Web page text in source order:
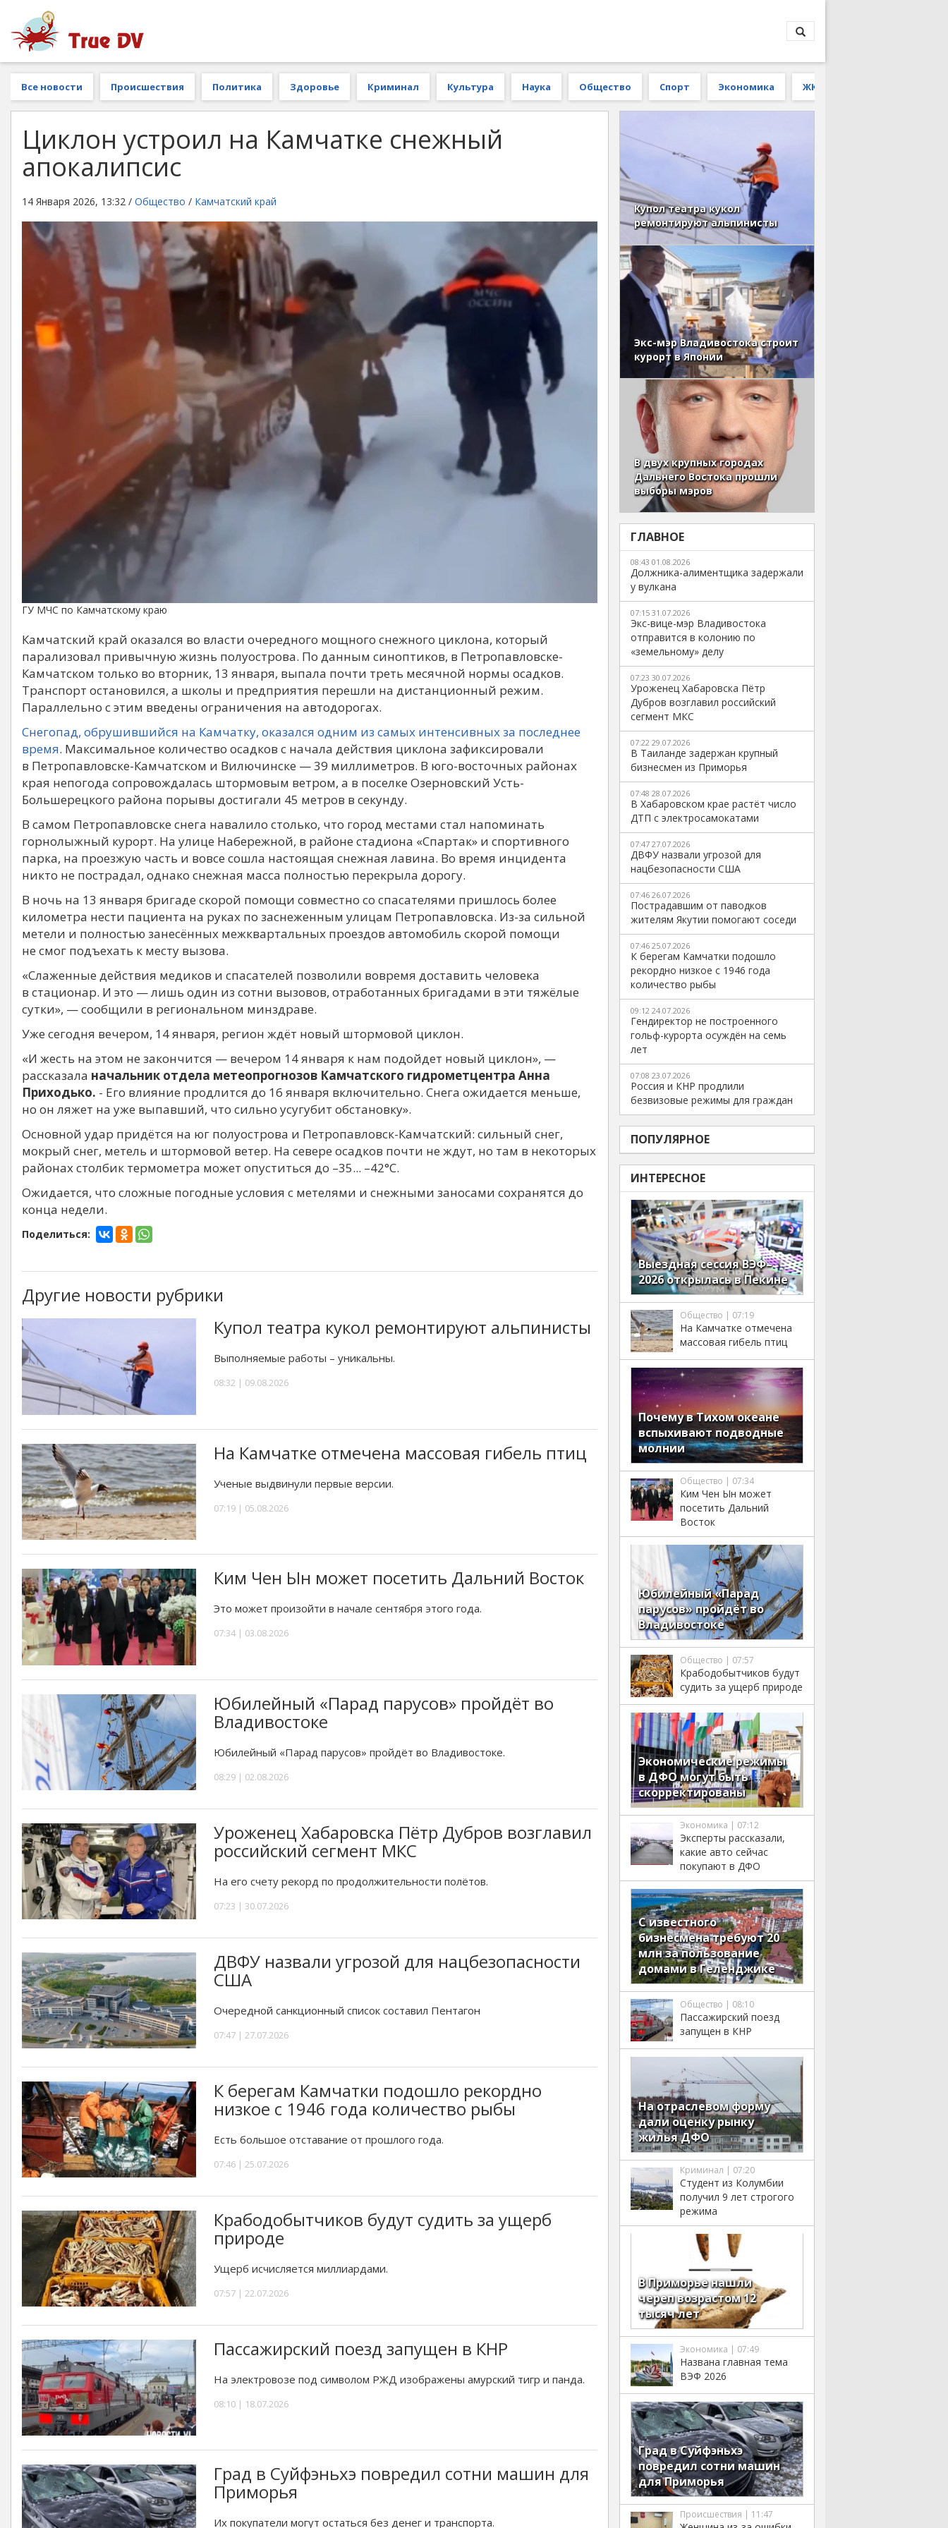
Все новости Происшествия Политика Здоровье Криминал Культура Наука Общество Спорт Экономика ЖКХ
Циклон устроил на Камчатке снежный
апокалипсис
14 Января 2026, 13:32 / Общество / Камчатский край
ГУ МЧС по Камчатскому краю
Камчатский край оказался во власти очередного мощного снежного циклона, который
парализовал привычную жизнь полуострова. По данным синоптиков, в Петропавловске-
Камчатском только во вторник, 13 января, выпала почти треть месячной нормы осадков.
Транспорт остановился, а школы и предприятия перешли на дистанционный режим.
Параллельно с этим введены ограничения на автодорогах.
Снегопад, обрушившийся на Камчатку, оказался одним из самых интенсивных за последнее
время. Максимальное количество осадков с начала действия циклона зафиксировали
в Петропавловске-Камчатском и Вилючинске — 39 миллиметров. В юго-восточных районах
края непогода сопровождалась штормовым ветром, а в поселке Озерновский Усть-
Большерецкого района порывы достигали 45 метров в секунду.
В самом Петропавловске снега навалило столько, что город местами стал напоминать
горнолыжный курорт. На улице Набережной, в районе стадиона «Спартак» и спортивного
парка, на проезжую часть и вовсе сошла настоящая снежная лавина. Во время инцидента
никто не пострадал, однако снежная масса полностью перекрыла дорогу.
В ночь на 13 января бригаде скорой помощи совместно со спасателями пришлось более
километра нести пациента на руках по заснеженным улицам Петропавловска. Из-за сильной
метели и полностью занесённых межквартальных проездов автомобиль скорой помощи
не смог подъехать к месту вызова.
«Слаженные действия медиков и спасателей позволили вовремя доставить человека
в стационар. И это — лишь один из сотни вызовов, отработанных бригадами в эти тяжёлые
сутки», — сообщили в региональном минздраве.
Уже сегодня вечером, 14 января, регион ждёт новый штормовой циклон.
«И жесть на этом не закончится — вечером 14 января к нам подойдет новый циклон», —
рассказала начальник отдела метеопрогнозов Камчатского гидрометцентра Анна
Приходько. - Его влияние продлится до 16 января включительно. Снега ожидается меньше,
но он ляжет на уже выпавший, что сильно усугубит обстановку».
Основной удар придётся на юг полуострова и Петропавловск-Камчатский: сильный снег,
мокрый снег, метель и штормовой ветер. На севере осадков почти не ждут, но там в некоторых
районах столбик термометра может опуститься до –35... –42°С.
Ожидается, что сложные погодные условия с метелями и снежными заносами сохранятся до
конца недели.
Поделиться:
Другие новости рубрики
Купол театра кукол ремонтируют альпинисты
Выполняемые работы – уникальны.
08:32 | 09.08.2026
На Камчатке отмечена массовая гибель птиц
Ученые выдвинули первые версии.
07:19 | 05.08.2026
Ким Чен Ын может посетить Дальний Восток
Это может произойти в начале сентября этого года.
07:34 | 03.08.2026
Юбилейный «Парад парусов» пройдёт во
Владивостоке
Юбилейный «Парад парусов» пройдёт во Владивостоке.
08:29 | 02.08.2026
Уроженец Хабаровска Пётр Дубров возглавил
российский сегмент МКС
На его счету рекорд по продолжительности полётов.
07:23 | 30.07.2026
ДВФУ назвали угрозой для нацбезопасности
США
Очередной санкционный список составил Пентагон
07:47 | 27.07.2026
К берегам Камчатки подошло рекордно
низкое с 1946 года количество рыбы
Есть большое отставание от прошлого года.
07:46 | 25.07.2026
Крабодобытчиков будут судить за ущерб
природе
Ущерб исчисляется миллиардами.
07:57 | 22.07.2026
Пассажирский поезд запущен в КНР
На электровозе под символом РЖД изображены амурский тигр и панда.
08:10 | 18.07.2026
Град в Суйфэньхэ повредил сотни машин для
Приморья
Их покупатели могут остаться без денег и транспорта.
Купол театра кукол
ремонтируют альпинисты
Экс-мэр Владивостока строит
курорт в Японии
В двух крупных городах
Дальнего Востока прошли
выборы мэров
ГЛАВНОЕ
08:43 01.08.2026
Должника-алиментщика задержали
у вулкана
07:15 31.07.2026
Экс-вице-мэр Владивостока
отправится в колонию по
«земельному» делу
07:23 30.07.2026
Уроженец Хабаровска Пётр
Дубров возглавил российский
сегмент МКС
07:22 29.07.2026
В Таиланде задержан крупный
бизнесмен из Приморья
07:48 28.07.2026
В Хабаровском крае растёт число
ДТП с электросамокатами
07:47 27.07.2026
ДВФУ назвали угрозой для
нацбезопасности США
07:46 26.07.2026
Пострадавшим от паводков
жителям Якутии помогают соседи
07:46 25.07.2026
К берегам Камчатки подошло
рекордно низкое с 1946 года
количество рыбы
09:12 24.07.2026
Гендиректор не построенного
гольф-курорта осуждён на семь
лет
07:08 23.07.2026
Россия и КНР продлили
безвизовые режимы для граждан
ПОПУЛЯРНОЕ
ИНТЕРЕСНОЕ
Выездная сессия ВЭФ–
2026 открылась в Пекине
Общество | 07:19
На Камчатке отмечена
массовая гибель птиц
Почему в Тихом океане
вспыхивают подводные
молнии
Общество | 07:34
Ким Чен Ын может
посетить Дальний
Восток
Юбилейный «Парад
парусов» пройдёт во
Владивостоке
Общество | 07:57
Крабодобытчиков будут
судить за ущерб природе
Экономические режимы
в ДФО могут быть
скорректированы
Экономика | 07:12
Эксперты рассказали,
какие авто сейчас
покупают в ДФО
С известного
бизнесмена требуют 20
млн за пользование
домами в Геленджике
Общество | 08:10
Пассажирский поезд
запущен в КНР
На отраслевом форму
дали оценку рынку
жилья ДФО
Криминал | 07:20
Студент из Колумбии
получил 9 лет строгого
режима
В Приморье нашли
череп возрастом 12
тысяч лет
Экономика | 07:49
Названа главная тема
ВЭФ 2026
Град в Суйфэньхэ
повредил сотни машин
для Приморья
Происшествия | 11:47